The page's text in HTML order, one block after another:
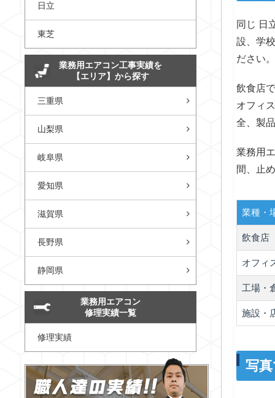
同じ 日
設、学
ださい。
飲食店
オフィ
全、製
業務用
間、止
業種・
飲食店
オフィ
工場・
施設・
写
日立
東芝
業務用エアコン工事実績を
【エリア】から探す
三重県
山梨県
岐阜県
愛知県
滋賀県
長野県
静岡県
業務用エアコン
修理実績一覧
修理実績